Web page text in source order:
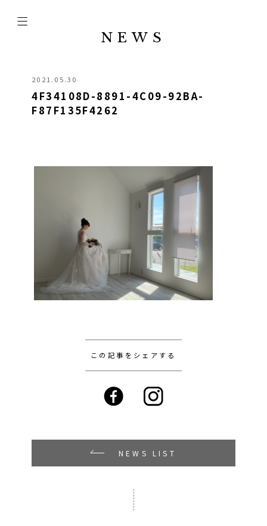
NEWS
2021.05.30
4F34108D-8891-4C09-92BA-
F87F135F4262
この記事をシェアする
NEWS LIST